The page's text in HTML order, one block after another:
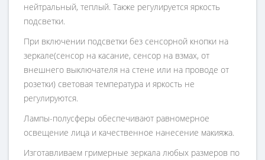
нейтральный, теплый. Также регулируется яркость
подсветки.
При включении подсветки без сенсорной кнопки на
зеркале(сенсор на касание, сенсор на взмах, от
внешнего выключателя на стене или на проводе от
розетки) световая температура и яркость не
регулируются.
Лампы-полусферы обеспечивают равномерное
освещение лица и качественное нанесение макияжа.
Изготавливаем гримерные зеркала любых размеров по